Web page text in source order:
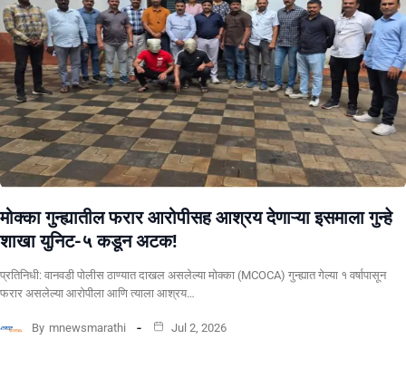
मोक्का गुन्ह्यातील फरार आरोपीसह आश्रय देणाऱ्या इसमाला गुन्हे
शाखा युनिट-५ कडून अटक!
प्रतिनिधी: वानवडी पोलीस ठाण्यात दाखल असलेल्या मोक्का (MCOCA) गुन्ह्यात गेल्या १ वर्षापासून
फरार असलेल्या आरोपीला आणि त्याला आश्रय…
By mnewsmarathi Jul 2, 2026